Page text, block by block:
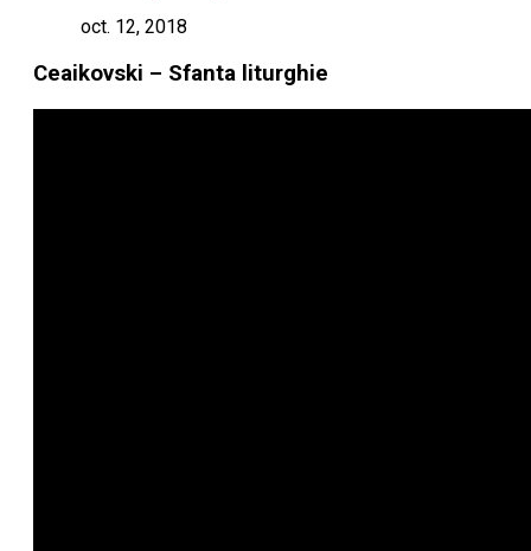
oct. 12, 2018
Ceaikovski – Sfanta liturghie